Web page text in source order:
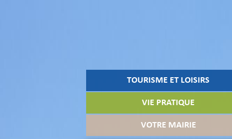
TOURISME ET LOISIRS
VIE PRATIQUE
VOTRE MAIRIE